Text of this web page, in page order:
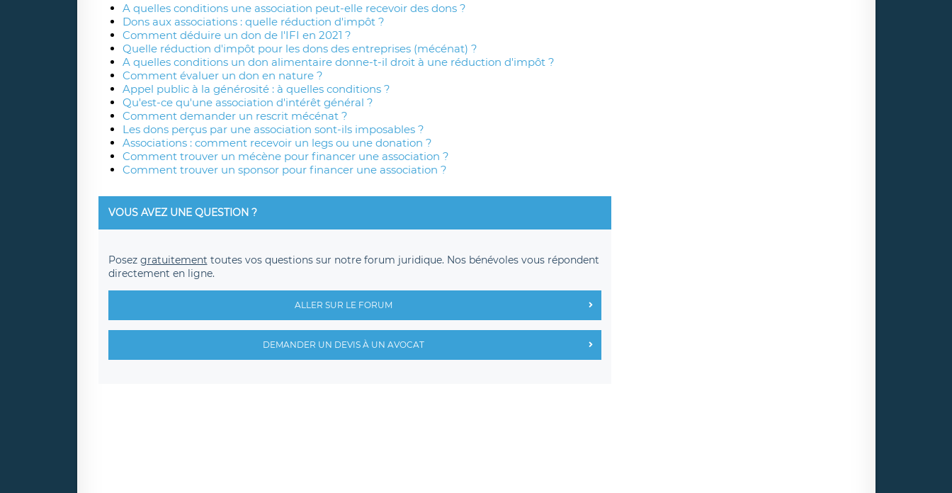
A quelles conditions une association peut-elle recevoir des dons ?
Dons aux associations : quelle réduction d'impôt ?
Comment déduire un don de l'IFI en 2021 ?
Quelle réduction d'impôt pour les dons des entreprises (mécénat) ?
A quelles conditions un don alimentaire donne-t-il droit à une réduction d'impôt ?
Comment évaluer un don en nature ?
Appel public à la générosité : à quelles conditions ?
Qu'est-ce qu'une association d'intérêt général ?
Comment demander un rescrit mécénat ?
Les dons perçus par une association sont-ils imposables ?
Associations : comment recevoir un legs ou une donation ?
Comment trouver un mécène pour financer une association ?
Comment trouver un sponsor pour financer une association ?
VOUS AVEZ UNE QUESTION ?
Posez gratuitement toutes vos questions sur notre forum juridique. Nos bénévoles vous répondent
directement en ligne.
ALLER SUR LE FORUM
DEMANDER UN DEVIS À UN AVOCAT